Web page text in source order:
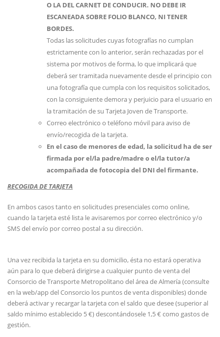
O LA DEL CARNET DE CONDUCIR. NO DEBE IR
ESCANEADA SOBRE FOLIO BLANCO, NI TENER
BORDES.
Todas las solicitudes cuyas fotografías no cumplan
estrictamente con lo anterior, serán rechazadas por el
sistema por motivos de forma, lo que implicará que
deberá ser tramitada nuevamente desde el principio con
una fotografía que cumpla con los requisitos solicitados,
con la consiguiente demora y perjuicio para el usuario en
la tramitación de su Tarjeta Joven de Transporte.
Correo electrónico o teléfono móvil para aviso de
envío/recogida de la tarjeta.
En el caso de menores de edad, la solicitud ha de ser
firmada por el/la padre/madre o el/la tutor/a
acompañada de fotocopia del DNI del firmante.
RECOGIDA DE TARJETA
En ambos casos tanto en solicitudes presenciales como online,
cuando la tarjeta esté lista le avisaremos por correo electrónico y/o
SMS del envío por correo postal a su dirección.
Una vez recibida la tarjeta en su domicilio, ésta no estará operativa
aún para lo que deberá dirigirse a cualquier punto de venta del
Consorcio de Transporte Metropolitano del área de Almería (consulte
en la web/app del Consorcio los puntos de venta disponibles) donde
deberá activar y recargar la tarjeta con el saldo que desee (superior al
saldo mínimo establecido 5 €) descontándosele 1,5 € como gastos de
gestión.